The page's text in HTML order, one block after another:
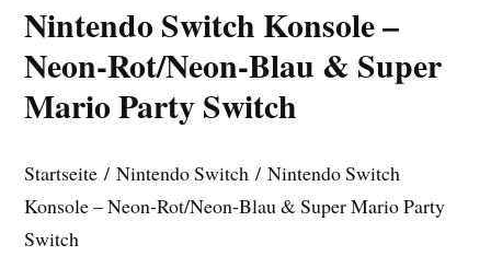
Nintendo Switch Konsole –
Neon-Rot/Neon-Blau & Super
Mario Party Switch
Startseite / Nintendo Switch / Nintendo Switch
Konsole – Neon-Rot/Neon-Blau & Super Mario Party
Switch